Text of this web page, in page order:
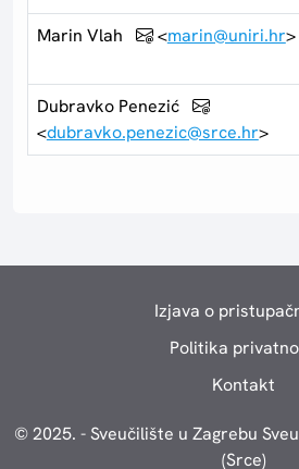
Marin Vlah
<marin@uniri.hr>
Dubravko Penezić
<dubravko.penezic@srce.hr>
Izjava o
Politika
Kontakt
© 2025. - Sveučilište u Zagrebu
(Srce)